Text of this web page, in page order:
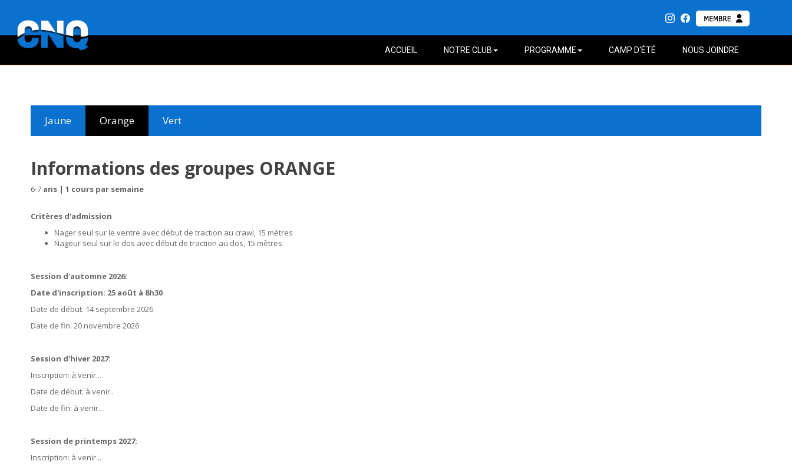
ACCUEIL NOTRE CLUB PROGRAMME CAMP D'ÉTÉ NOUS JOINDRE
Jaune Orange Vert
Informations des groupes ORANGE
6-7 ans | 1 cours par semaine
Critères d'admission
Nager seul sur le ventre avec début de traction au crawl, 15 mètres
Nageur seul sur le dos avec début de traction au dos, 15 mètres
Session d'automne 2026:
Date d'inscription: 25 août à 8h30
Date de début: 14 septembre 2026
Date de fin: 20 novembre 2026
Session d'hiver 2027:
Inscription: à venir...
Date de début: à venir..
Date de fin: à venir...
Session de printemps 2027:
Inscription: à venir...